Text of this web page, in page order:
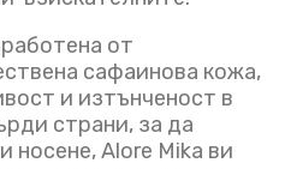
от
сафаинова кожа,
и изтънченост в
страни, за да
носене, Alore Mika ви